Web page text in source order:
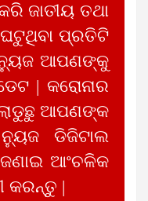
ଜାତୀୟ ତଥା
ପ୍ରତିଟି
ଆପଣଙ୍କୁ
| କରୋନାର
ଆପଣଙ୍କ
ଡିଜିଟାଲ
ଆଂଚଳିକ
କରନ୍ତୁ |